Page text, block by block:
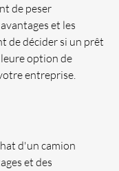
de peser
et les
de décider si un prêt
option de
entreprise.
d'un camion
et des